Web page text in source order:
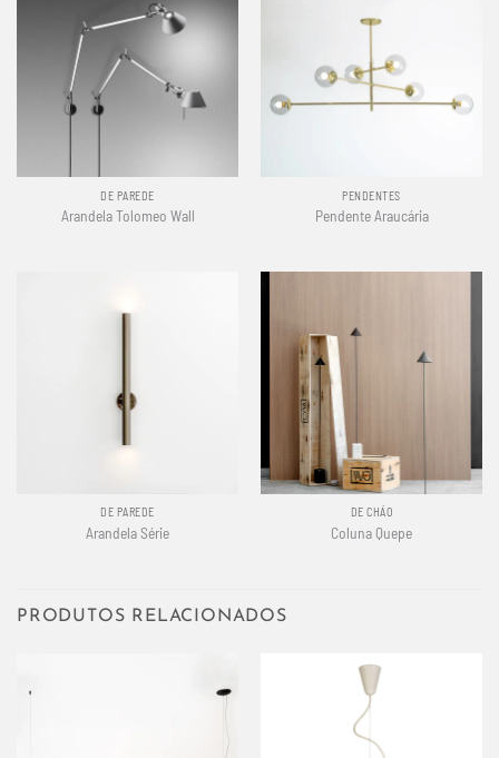
DE PAREDE
Arandela Tolomeo Wall
PENDENTES
Pendente Araucária
DE PAREDE
Arandela Série
DE CHÃO
Coluna Quepe
PRODUTOS RELACIONADOS